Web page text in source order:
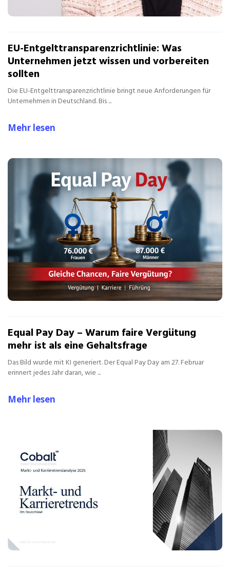
EU-Entgelttransparenzrichtlinie: Was
Unternehmen jetzt wissen und vorbereiten
sollten
Die EU-Entgelttransparenzrichtlinie bringt neue Anforderungen für
Unternehmen in Deutschland. Bis ...
Mehr lesen
Equal Pay Day – Warum faire Vergütung
mehr ist als eine Gehaltsfrage
Das Bild wurde mit KI generiert. Der Equal Pay Day am 27. Februar
erinnert jedes Jahr daran, wie ...
Mehr lesen